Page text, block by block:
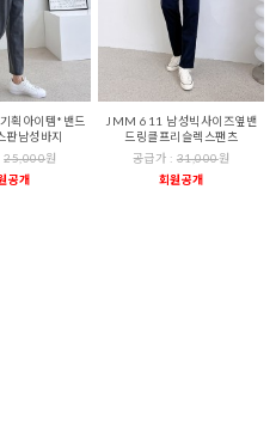
획아이템*밴드
판남성바지
25,000원
공개
JMM 611 남성빅사이즈옆밴
드링클프리슬렉스팬츠
공급가 : 31,000원
회원공개